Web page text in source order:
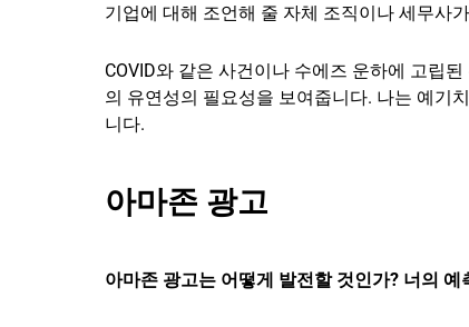
기업에 대해 조언해 줄 자체 조직이나 세무사
COVID와 같은 사건이나 수에즈 운하에 고립
의 유연성의 필요성을 보여줍니다. 나는 예기
니다.
아마존 광고
아마존 광고는 어떻게 발전할 것인가? 너의 예